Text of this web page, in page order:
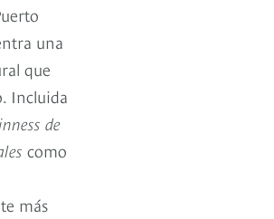
una
que
Incluida
de
como
más